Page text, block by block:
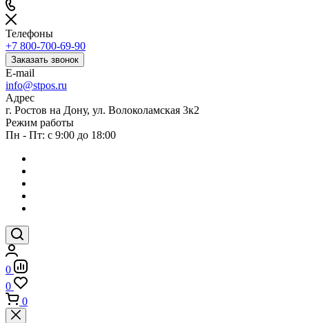
Телефоны
+7 800-700-69-90
Заказать звонок
E-mail
info@stpos.ru
Адрес
г. Ростов на Дону, ул. Волоколамская 3к2
Режим работы
Пн - Пт: с 9:00 до 18:00
0
0
0